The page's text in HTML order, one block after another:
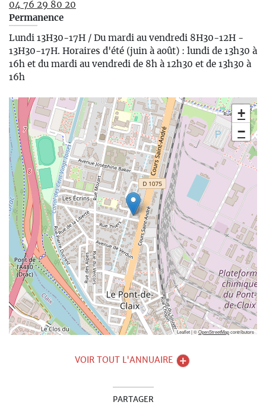
04 76 29 80 20
Permanence
Lundi 13H30-17H / Du mardi au vendredi 8H30-12H -
13H30-17H. Horaires d'été (juin à août) : lundi de 13h30 à
16h et du mardi au vendredi de 8h à 12h30 et de 13h30 à
16h
+
−
Leaflet | ©OpenStreetMapcontributors
VOIR TOUT L'ANNUAIRE
PARTAGER